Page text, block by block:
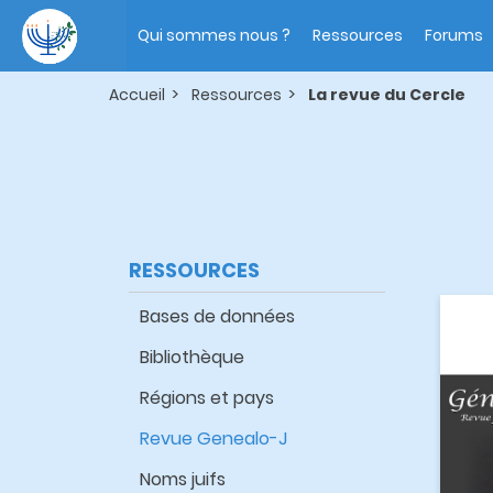
contenu
principal
navigation
Qui sommes nous ? Ressources Forums
Accueil Ressources La revue du Cercle
RESSOURCES
Bases de données
Bibliothèque
Régions et pays
Revue Genealo-J
Noms juifs